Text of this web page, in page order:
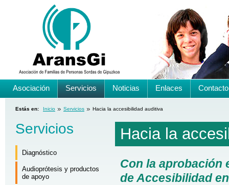
Estás en: Inicio Servicios Hacia la accesibilidad auditiva
Servicios Hacia la
Con la aprobación
de Accesibilidad
Diagnóstico
Audioprótesis y productos
de apoyo
Asociación Servicios Noticias Enlaces Contacto